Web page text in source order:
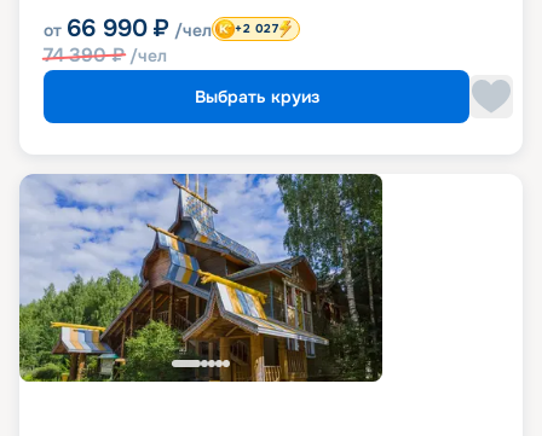
от 66 990 ₽ /чел
74 390₽ /чел
+2 027
Выбрать круиз